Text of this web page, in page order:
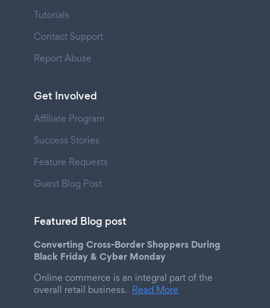
Tutorials
Contact Support
Report Abuse
Get Involved
Affiliate Program
Success Stories
Feature Requests
Guest Blog Post
Featured Blog post
Converting Cross-Border Shoppers During
Black Friday & Cyber Monday
Online commerce is an integral part of the
overall retail business. Read More